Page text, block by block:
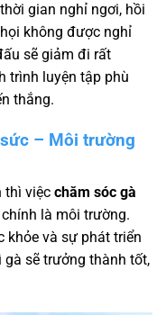
gian nghỉ ngơi, hồi
không được nghỉ
sẽ giảm đi rất
trình luyện tập phù
thắng.
– Môi trường
thì việc chăm sóc gà
là môi trường.
khỏe và sự phát triển
sẽ trưởng thành tốt,